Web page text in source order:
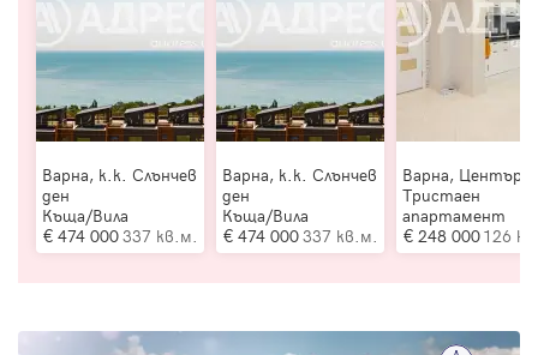
Варна, к.к. Слънчев
ден
Къща/Вила
474 000337 кв.м.
Варна, к.к. Слънчев
ден
Къща/Вила
474 000337 кв.м.
Варна, Център
Тристаен
апартамент
248 000126